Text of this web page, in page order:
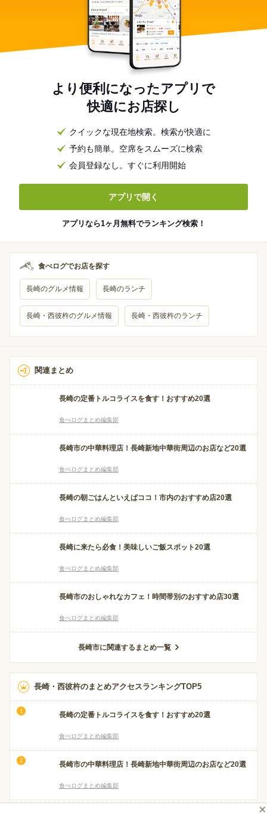
より便利になったアプリで
快適にお店探し
クイックな現在地検索。検索が快適に
予約も簡単。空席をスムーズに検索
会員登録なし。すぐに利用開始
アプリで開く
アプリなら1ヶ月無料でランキング検索！
食べログでお店を探す
長崎のグルメ情報 長崎のランチ
長崎・西彼杵のグルメ情報 長崎・西彼杵のランチ
関連まとめ
長崎の定番トルコライスを食す！おすすめ20選
食べログまとめ編集部
長崎市の中華料理店！長崎新地中華街周辺のお店など20選
食べログまとめ編集部
長崎の朝ごはんといえばココ！市内のおすすめ店20選
食べログまとめ編集部
長崎に来たら必食！美味しいご飯スポット20選
食べログまとめ編集部
長崎市のおしゃれなカフェ！時間帯別のおすすめ店30選
食べログまとめ編集部
長崎市に関連するまとめ一覧
長崎・西彼杵のまとめアクセスランキングTOP5
長崎の定番トルコライスを食す！おすすめ20選
食べログまとめ編集部
長崎市の中華料理店！長崎新地中華街周辺のお店など20選
食べログまとめ編集部